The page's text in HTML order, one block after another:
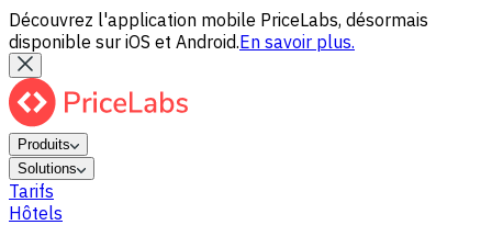
Découvrez l'application mobile PriceLabs, désormais
disponible sur iOS et Android.En savoir plus.
Produits
Solutions
Tarifs
Hôtels